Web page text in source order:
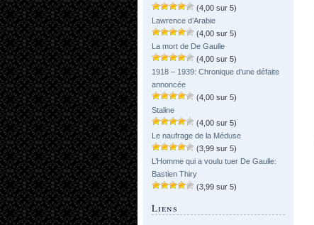
(4,00 sur 5)
Lawrence d’Arabie
(4,00 sur 5)
La mort de De Gaulle
(4,00 sur 5)
1918 – 1939: Chronique d’une défaite
annoncée
(4,00 sur 5)
Staline
(4,00 sur 5)
Le naufrage de la Méduse
(3,99 sur 5)
L’Homme qui a voulu tuer De Gaulle:
Bastien Thiry
(3,99 sur 5)
Liens